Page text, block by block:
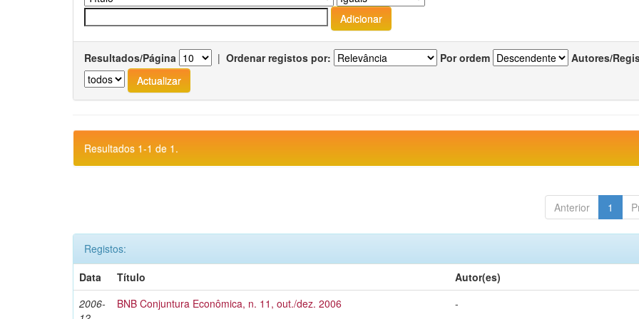
Resultados/Página | Ordenar registos por: Por ordem Autores/
Resultados 1-1 de 1.
Anterior 1
Registos:
Data
Título
Autor(es)
2006-
BNB Conjuntura Econômica, n. 11, out./dez. 2006 -